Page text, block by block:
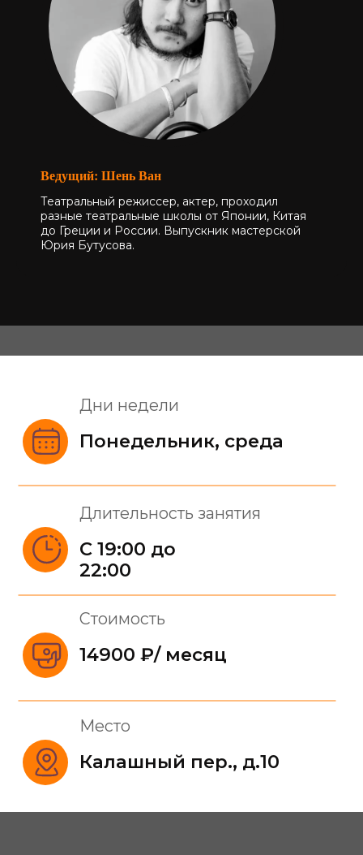
Ведущий: Шень Ван
Театральный режиссер, актер, проходил
разные театральные школы от Японии, Китая
до Греции и России. Выпускник мастерской
Юрия Бутусова.